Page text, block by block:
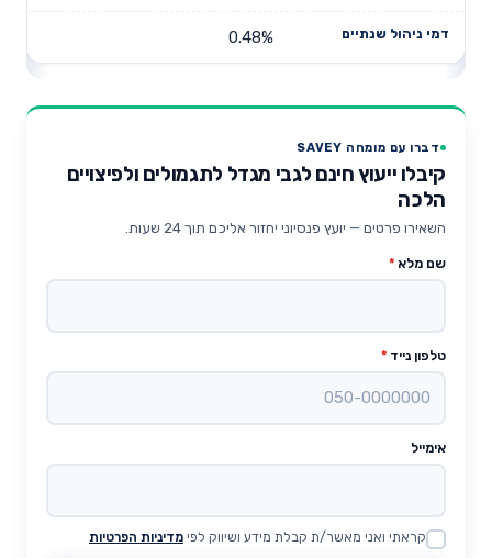
0.48%
דברו עם מומחה SAVEY
קיבלו ייעוץ חינם לגבי מגדל לתגמולים ולפיצויים
הלכה
השאירו פרטים — יועץ פנסיוני יחזור אליכם תוך 24 שעות.
שם מלא *
טלפון נייד *
אימייל
Website
קראתי ואני מאשר/ת קבלת מידע ושיווק לפי מדיניות הפרטיות